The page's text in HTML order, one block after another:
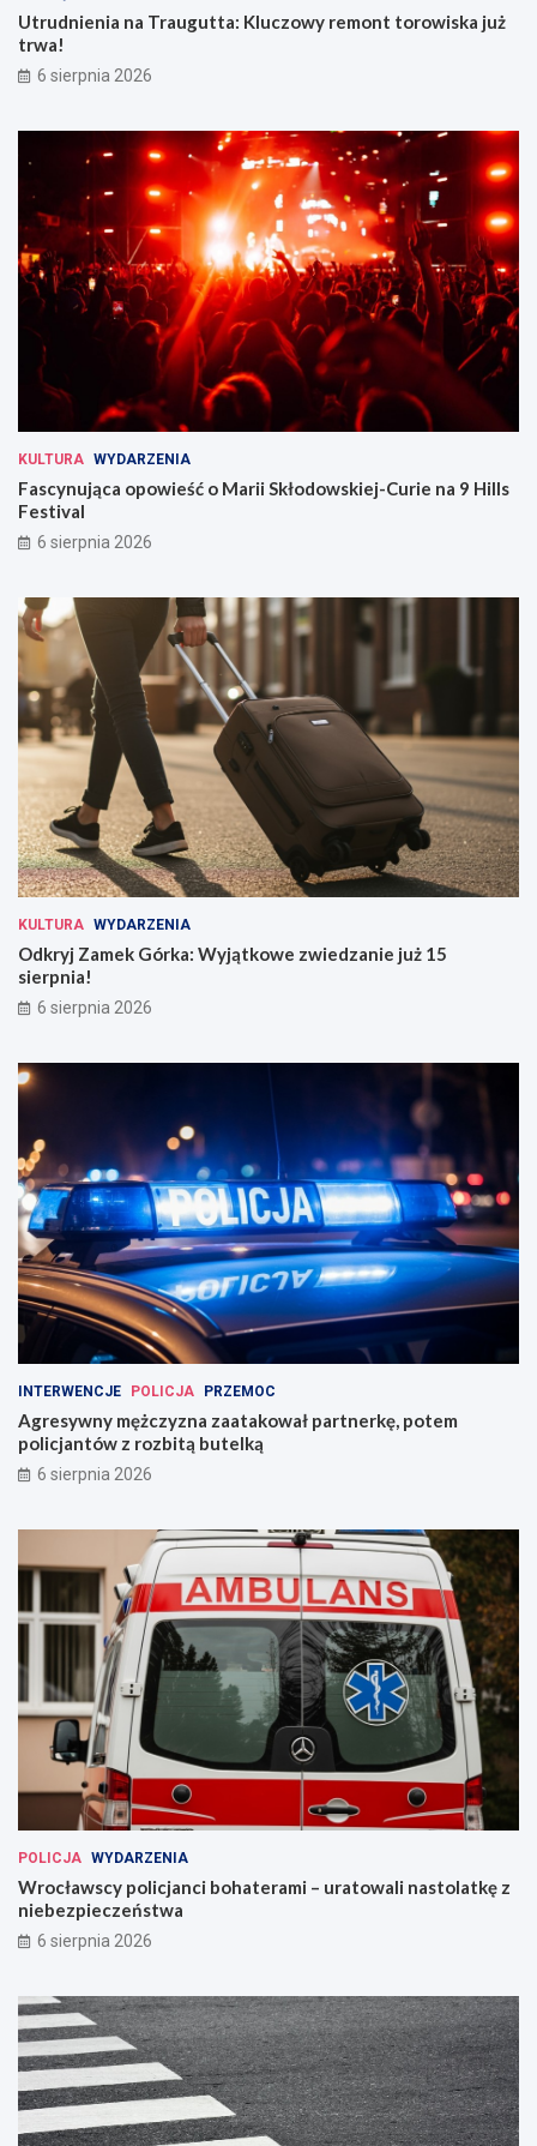
Utrudnienia na Traugutta: Kluczowy remont torowiska już
trwa!
6 sierpnia 2026
KULTURA WYDARZENIA
Fascynująca opowieść o Marii Skłodowskiej-Curie na 9 Hills
Festival
6 sierpnia 2026
KULTURA WYDARZENIA
Odkryj Zamek Górka: Wyjątkowe zwiedzanie już 15
sierpnia!
6 sierpnia 2026
INTERWENCJE POLICJA PRZEMOC
Agresywny mężczyzna zaatakował partnerkę, potem
policjantów z rozbitą butelką
6 sierpnia 2026
POLICJA WYDARZENIA
Wrocławscy policjanci bohaterami – uratowali nastolatkę z
niebezpieczeństwa
6 sierpnia 2026